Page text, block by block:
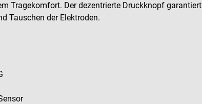
Tragekomfort. Der dezentrierte Druckknopf garantiert
Tauschen der Elektroden.